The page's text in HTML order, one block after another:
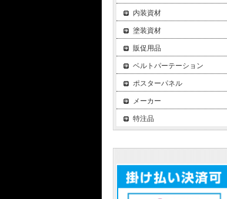
内装資材
塗装資材
販促用品
ベルトパーテーション
ポスターパネル
メーカー
特注品